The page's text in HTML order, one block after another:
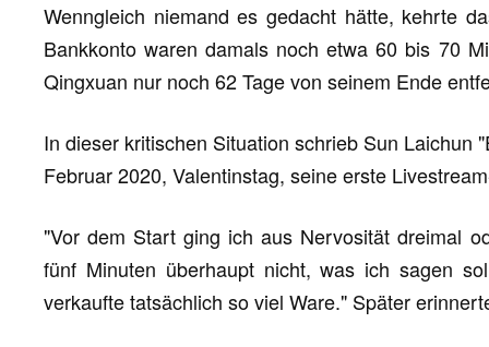
Wenngleich niemand es gedacht hätte, kehrte
Bankkonto waren damals noch etwa 60 bis 70
Qingxuan nur noch 62 Tage von seinem Ende
In dieser kritischen Situation schrieb Sun Laichun
Februar 2020, Valentinstag, seine erste
"Vor dem Start ging ich aus Nervosität dreimal
fünf Minuten überhaupt nicht, was ich sagen
verkaufte tatsächlich so viel Ware." Später